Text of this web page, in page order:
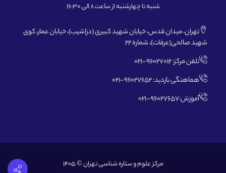
شنبه تا چهارشنبه از ساعت 8 الی 16:30
تهران، میدان قدس، خیابان شهید کبیری (دزاشیب)، خیابان عمار، کوی
شهید صالحی(عرفات)، شماره 22
تلفن مرکز: 96027012-021
هماهنگی بازدید: 96027652-021
آموزش:96027657-021
مرکز علوم و ستاره شناسی تهران © 1405